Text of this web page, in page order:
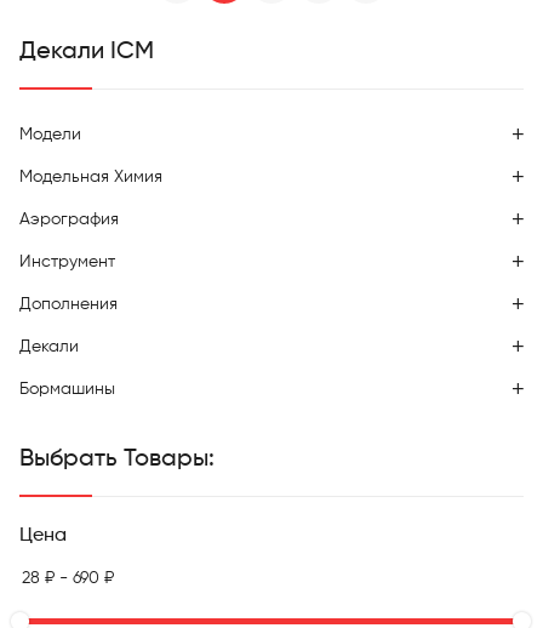
Декали ICM
Модели
Модельная Химия
Аэрография
Инструмент
Дополнения
Декали
Бормашины
Выбрать Товары:
Цена